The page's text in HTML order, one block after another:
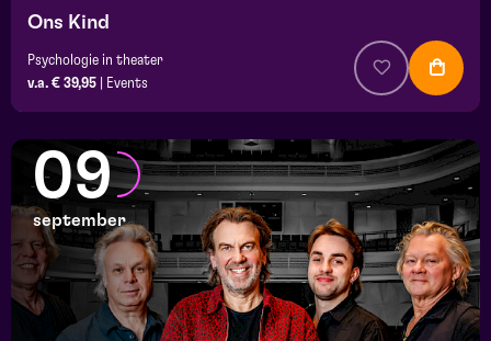
Ons Kind
Psychologie in theater
v.a. € 39,95
Events
09
september